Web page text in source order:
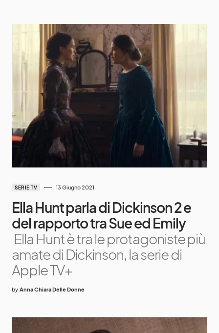
SERIE TV 13 Giugno 2021
Ella Hunt parla di Dickinson 2 e
del rapporto tra Sue ed Emily
Ella Hunt è tra le protagoniste più
amate di Dickinson, la serie di
Apple TV+
by Anna Chiara Delle Donne